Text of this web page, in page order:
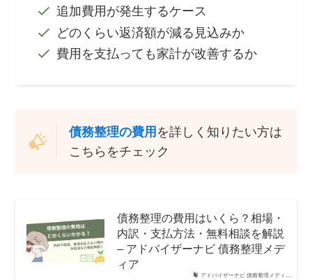
追加費用が発生するケース
どのくらい返済額が減る見込みか
費用を支払っても家計が改善するか
債務整理の費用 を詳しく知りたい方は
こちらをチェック
アドバイザーナビ 債務整理メディ…
債務整理の費用はいくら？相場・
内訳・支払方法・無料相談を解説
– アドバイザーナビ 債務整理メデ
ィア